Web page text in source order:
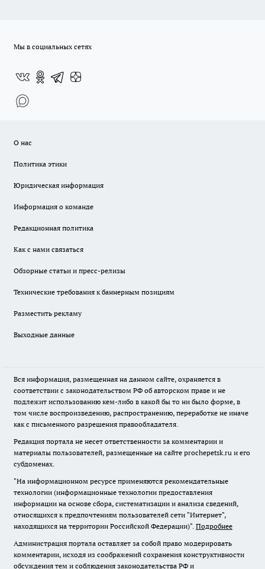
Мы в социальных сетях
О нас
Политика этики
Юридическая информация
Информация о команде
Редакционная политика
Как с нами связаться
Обзорные статьи и пресс-релизы
Технические требования к баннерным позициям
Разместить рекламу
Выходные данные
Вся информация, размещенная на данном сайте, охраняется в
соответствии с законодательством РФ об авторском праве и не
подлежит использованию кем-либо в какой бы то ни было форме, в
том числе воспроизведению, распространению, переработке не иначе
как с письменного разрешения правообладателя.
Редакция портала не несет ответственности за комментарии и
материалы пользователей, размещенные на сайте prochepetsk.ru и его
субдоменах.
"На информационном ресурсе применяются рекомендательные
технологии (информационные технологии предоставления
информации на основе сбора, систематизации и анализа сведений,
относящихся к предпочтениям пользователей сети "Интернет",
находящихся на территории Российской Федерации)". Подробнее
Администрация портала оставляет за собой право модерировать
комментарии, исходя из соображений сохранения конструктивности
обсуждения тем и соблюдения законодательства РФ и